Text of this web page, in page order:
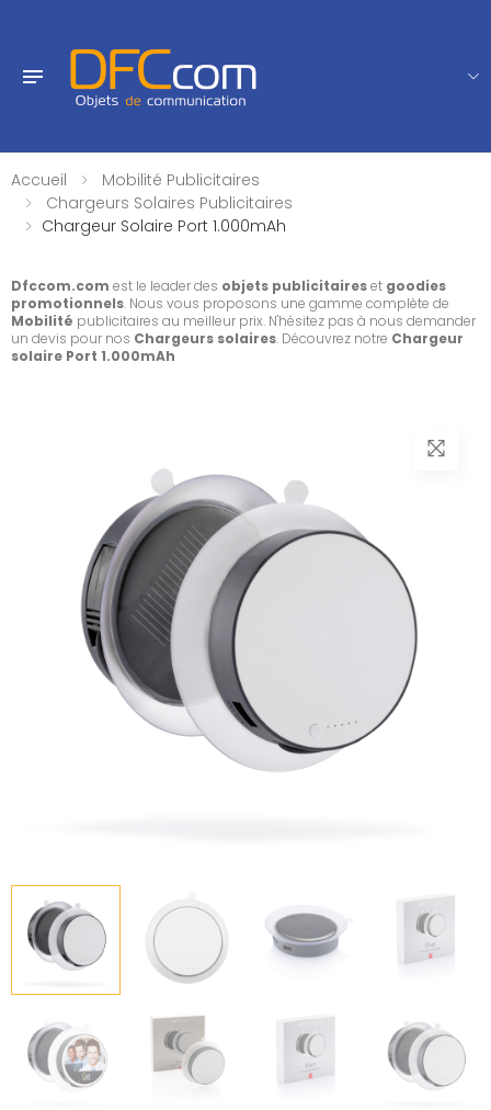
Accueil
Mobilité Publicitaires
Chargeurs Solaires Publicitaires
Chargeur Solaire Port 1.000mAh
Dfccom.com est le leader des objets publicitaireset goodies
promotionnels. Nous vous proposons une gamme complète de
Mobilité publicitaires au meilleur prix. N'hésitez pas à nous demander
un devis pour nos Chargeurs solaires. Découvrez notre Chargeur
solaire Port 1.000mAh